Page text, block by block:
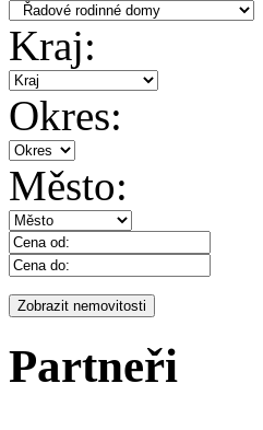
Kraj:
Okres:
Město:
Partneři